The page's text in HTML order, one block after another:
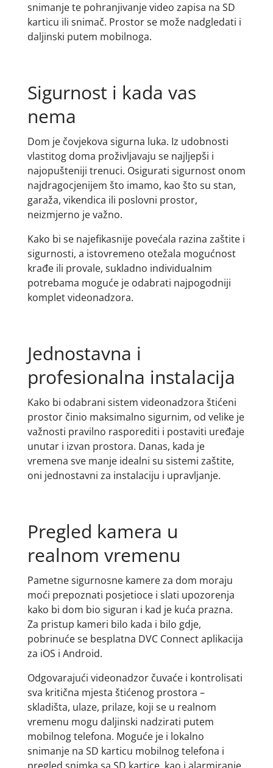
snimanje te pohranjivanje video zapisa na SD
karticu ili snimač. Prostor se može nadgledati i
daljinski putem mobilnoga.
Sigurnost i kada vas
nema
Dom je čovjekova sigurna luka. Iz udobnosti
vlastitog doma proživljavaju se najljepši i
najopušteniji trenuci. Osigurati sigurnost onom
najdragocjenijem što imamo, kao što su stan,
garaža, vikendica ili poslovni prostor,
neizmjerno je važno.
Kako bi se najefikasnije povećala razina zaštite i
sigurnosti, a istovremeno otežala mogućnost
krađe ili provale, sukladno individualnim
potrebama moguće je odabrati najpogodniji
komplet videonadzora.
Jednostavna i
profesionalna instalacija
Kako bi odabrani sistem videonadzora štićeni
prostor činio maksimalno sigurnim, od velike je
važnosti pravilno rasporediti i postaviti uređaje
unutar i izvan prostora. Danas, kada je
vremena sve manje idealni su sistemi zaštite,
oni jednostavni za instalaciju i upravljanje.
Pregled kamera u
realnom vremenu
Pametne sigurnosne kamere za dom moraju
moći prepoznati posjetioce i slati upozorenja
kako bi dom bio siguran i kad je kuća prazna.
Za pristup kameri bilo kada i bilo gdje,
pobrinuće se besplatna DVC Connect aplikacija
za iOS i Android.
Odgovarajući videonadzor čuvaće i kontrolisati
sva kritična mjesta štićenog prostora –
skladišta, ulaze, prilaze, koji se u realnom
vremenu mogu daljinski nadzirati putem
mobilnog telefona. Moguće je i lokalno
snimanje na SD karticu mobilnog telefona i